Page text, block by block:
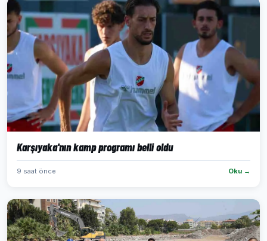
Karşıyaka'nın kamp programı belli oldu
9 saat önce Oku →